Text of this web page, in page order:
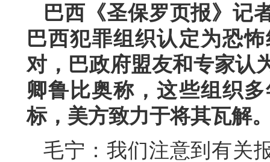
巴西《圣保罗页报》记
巴西犯罪组织认定为恐
对，巴政府盟友和专家认
卿鲁比奥称，这些组织
标，美方致力于将其瓦解
毛宁：我们注意到有关